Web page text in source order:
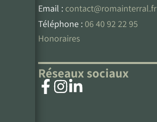
Email : contact@romainterral.fr
Téléphone : 06 40 92 22 95
Honoraires
Réseaux sociaux